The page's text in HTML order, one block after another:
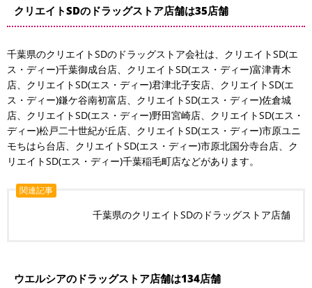
クリエイトSDのドラッグストア店舗は35店舗
千葉県のクリエイトSDのドラッグストア会社は、クリエイトSD(エ
ス・ディー)千葉御成台店、クリエイトSD(エス・ディー)富津青木
店、クリエイトSD(エス・ディー)君津北子安店、クリエイトSD(エ
ス・ディー)鎌ケ谷南初富店、クリエイトSD(エス・ディー)佐倉城
店、クリエイトSD(エス・ディー)野田宮崎店、クリエイトSD(エス・
ディー)松戸二十世紀が丘店、クリエイトSD(エス・ディー)市原ユニ
モちはら台店、クリエイトSD(エス・ディー)市原北国分寺台店、ク
リエイトSD(エス・ディー)千葉稲毛町店などがあります。
関連記事
千葉県のクリエイトSDのドラッグストア店舗
ウエルシアのドラッグストア店舗は134店舗